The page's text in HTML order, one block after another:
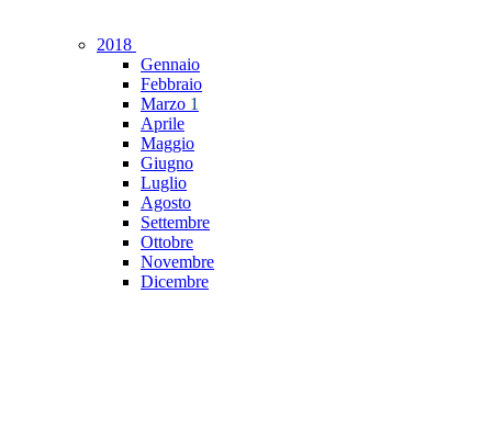
2018
Gennaio
Febbraio
Marzo 1
Aprile
Maggio
Giugno
Luglio
Agosto
Settembre
Ottobre
Novembre
Dicembre